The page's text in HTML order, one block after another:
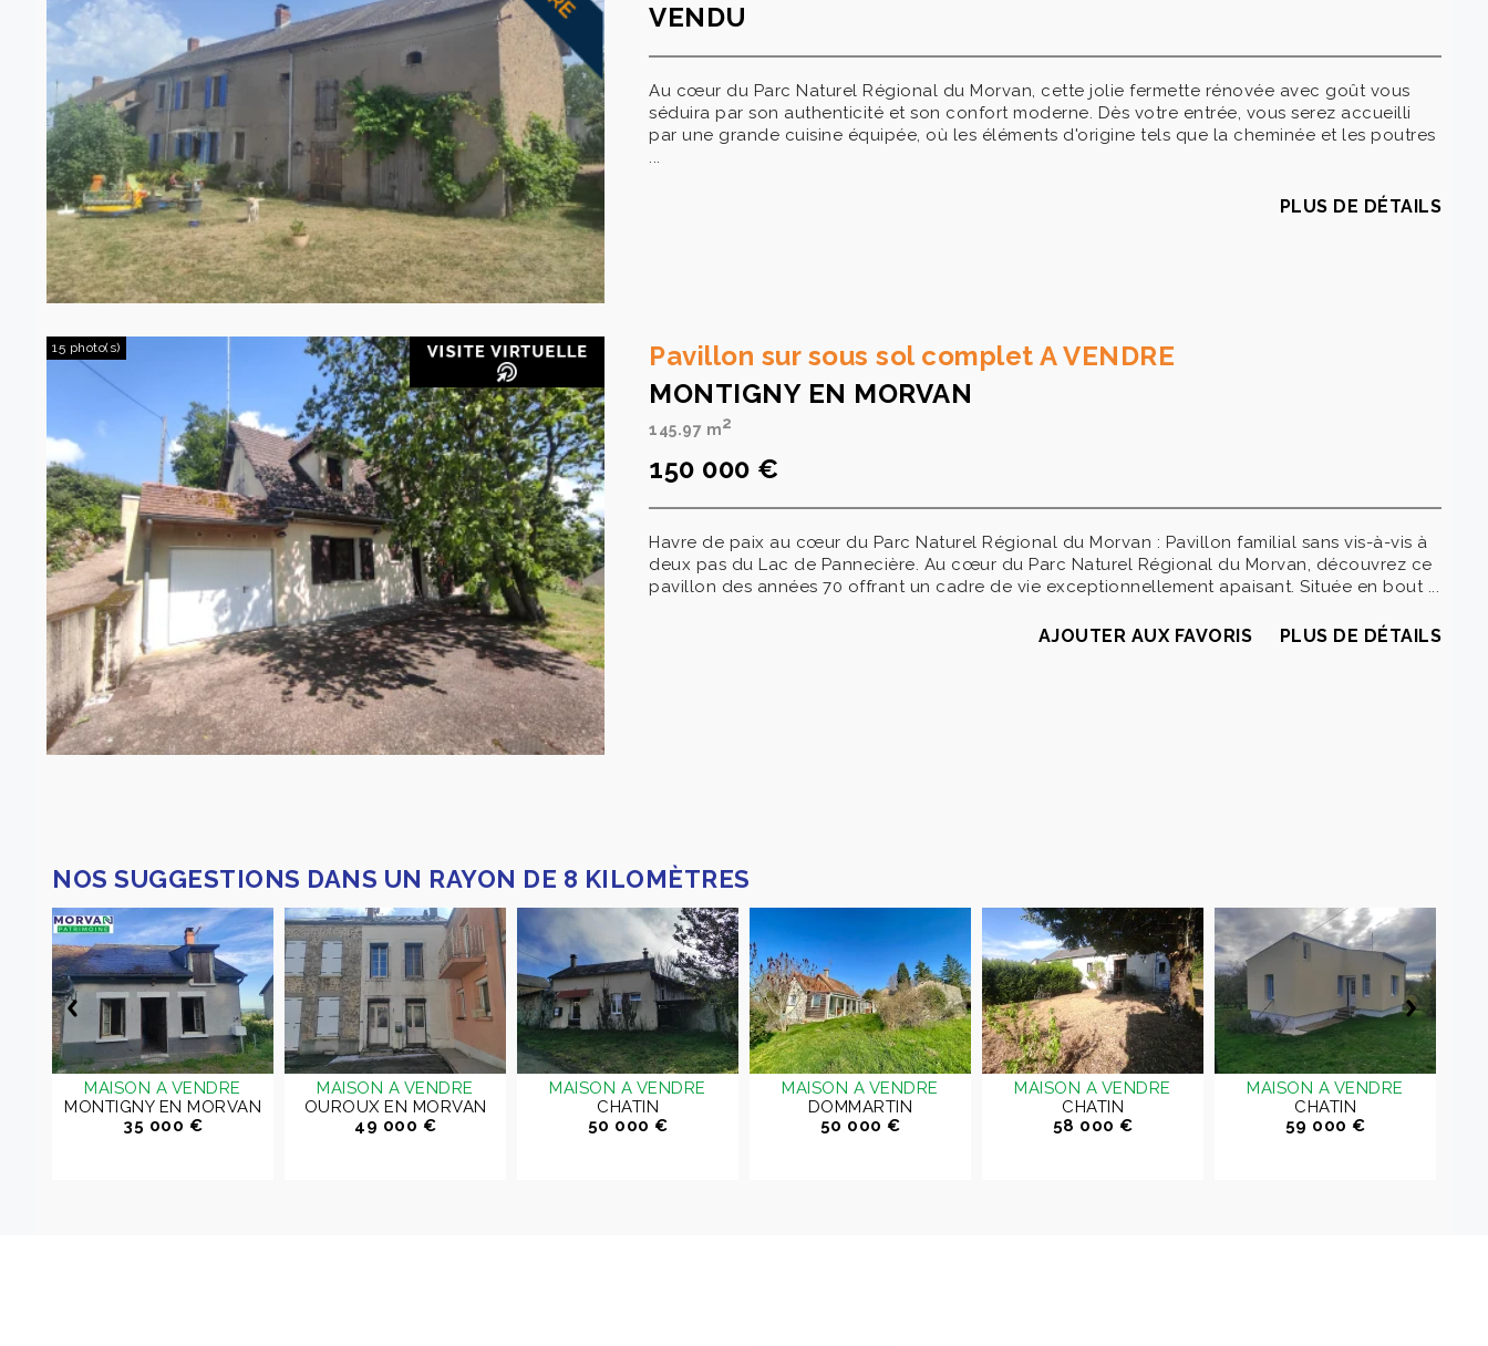
VENDU
Au cœur du Parc Naturel Régional du Morvan, cette jolie fermette rénovée avec goût vous
séduira par son authenticité et son confort moderne. Dès votre entrée, vous serez accueilli
par une grande cuisine équipée, où les éléments d'origine tels que la cheminée et les poutres
...
PLUS DE DÉTAILS
15 photo(s)
Pavillon sur sous sol complet A VENDRE
MONTIGNY EN MORVAN
145.97 m2
150 000 €
Havre de paix au cœur du Parc Naturel Régional du Morvan : Pavillon familial sans vis-à-vis à
deux pas du Lac de Pannecière. Au cœur du Parc Naturel Régional du Morvan, découvrez ce
pavillon des années 70 offrant un cadre de vie exceptionnellement apaisant. Située en bout ...
AJOUTER AUX FAVORIS PLUS DE DÉTAILS
NOS SUGGESTIONS DANS UN RAYON DE 8 KILOMÈTRES
MAISON A VENDRE
MONTIGNY EN MORVAN
35 000 €
MAISON A VENDRE
OUROUX EN MORVAN
49 000 €
MAISON A VENDRE
CHATIN
50 000 €
MAISON A VENDRE
DOMMARTIN
50 000 €
MAISON A VENDRE
CHATIN
58 000 €
MAISON A VENDRE
CHATIN
59 000 €